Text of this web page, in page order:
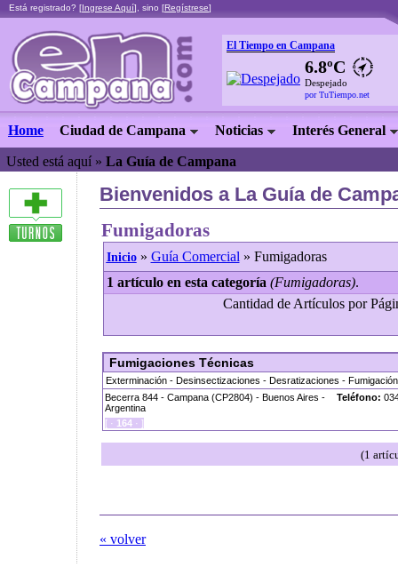
Está registrado? [Ingrese Aquí], sino [Regístrese]
El Tiempo en Campana
6.8ºC
Despejado
por TuTiempo.net
Home Ciudad de Campana Noticias Interés General
Usted está aquí » La Guía de Campana
Bienvenidos a La Guía de
Fumigadoras
Inicio» Guía Comercial » Fumigadoras
1 artículo en esta categoría (Fumigadoras).
Cantidad de Artículos por
Fumigaciones Técnicas
Exterminación - Desinsectizaciones - Desratizaciones -
Becerra 844 - Campana (CP2804) - Buenos Aires -
Argentina
[ · 164 · ]
Teléfono:
(1
« volver